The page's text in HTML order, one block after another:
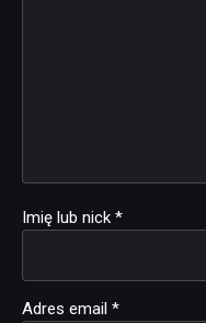
Imię lub nick *
Adres email *